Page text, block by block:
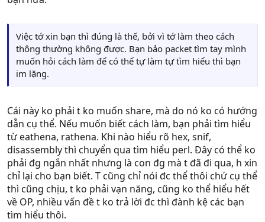
Việc tớ xin bạn thì đúng là thế, bởi vì tớ làm theo cách
thông thường không được. Bạn bảo packet tìm tay mình
muốn hỏi cách làm để có thể tự làm tự tìm hiểu thì bạn
im lặng.
Cái này ko phải t ko muốn share, mà do nó ko có hướng
dẫn cụ thể. Nếu muốn biết cách làm, bạn phải tìm hiểu
từ eathena, rathena. Khi nào hiểu rõ hex, snif,
disassembly thì chuyển qua tìm hiểu perl. Đây có thể ko
phải đg ngắn nhất nhưng là con đg mà t đã đi qua, h xin
chỉ lại cho bạn biết. T cũng chỉ nói đc thể thôi chứ cụ thể
thì cũng chịu, t ko phải vạn năng, cũng ko thể hiểu hết
về OP, nhiều vấn đề t ko trả lời đc thì đành kệ các bạn
tìm hiểu thôi.